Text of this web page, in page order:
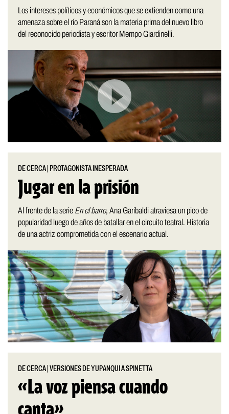
Los intereses políticos y económicos que se extienden como una
amenaza sobre el río Paraná son la materia prima del nuevo libro
del reconocido periodista y escritor Mempo Giardinelli.
DE CERCA PROTAGONISTA INESPERADA
Jugar en la prisión
Al frente de la serie En el barro, Ana Garibaldi atraviesa un pico de
popularidad luego de años de batallar en el circuito teatral. Historia
de una actriz comprometida con el escenario actual.
DE CERCA |VERSIONES DE YUPANQUI A SPINETTA
«La voz piensa cuando